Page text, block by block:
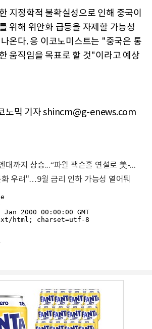
지정학적 불확실성으로 인해 중국이
위해 위안화 급등을 자제할 가능성
온다. 응 이코노미스트는 "중국은 통
움직임을 목표로 할 것"이라고 예상
노믹 기자 shincm@g-enews.com
엔달러 환율, 146엔대까지 상승...“파월 잭슨홀 연설로 美-日 금리 차 줄어들 것”
우려"…9월 금리 인하 가능성 열어둬